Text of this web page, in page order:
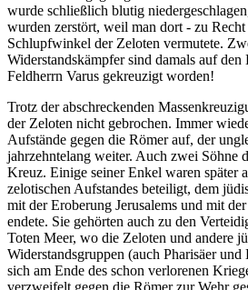
wurde schließlich blutig
wurden zerstört, weil man dort - zu
Schlupfwinkel der Zeloten vermutete.
Widerstandskämpfer sind damals auf den
Feldherrn Varus gekreuzigt worden!
Trotz der abschreckenden
der Zeloten nicht gebrochen. Immer
Aufstände gegen die Römer auf, der
jahrzehntelang weiter. Auch zwei Söhne
Kreuz. Einige seiner Enkel waren später
zelotischen Aufstandes beteiligt, dem
mit der Eroberung Jerusalems und mit
endete. Sie gehörten auch zu den
Toten Meer, wo die Zeloten und andere
Widerstandsgruppen (auch Pharisäer und
sich am Ende des schon verlorenen